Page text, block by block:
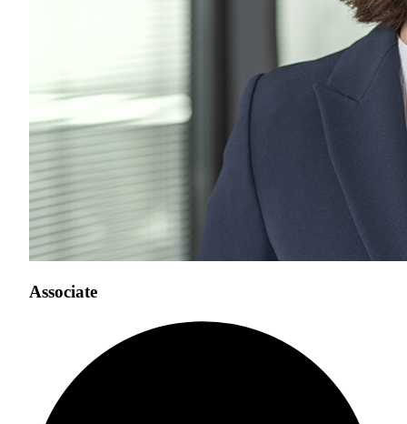
Associate